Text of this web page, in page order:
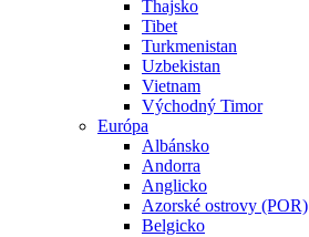
Thajsko
Tibet
Turkmenistan
Uzbekistan
Vietnam
Východný Timor
Európa
Albánsko
Andorra
Anglicko
Azorské ostrovy (POR)
Belgicko